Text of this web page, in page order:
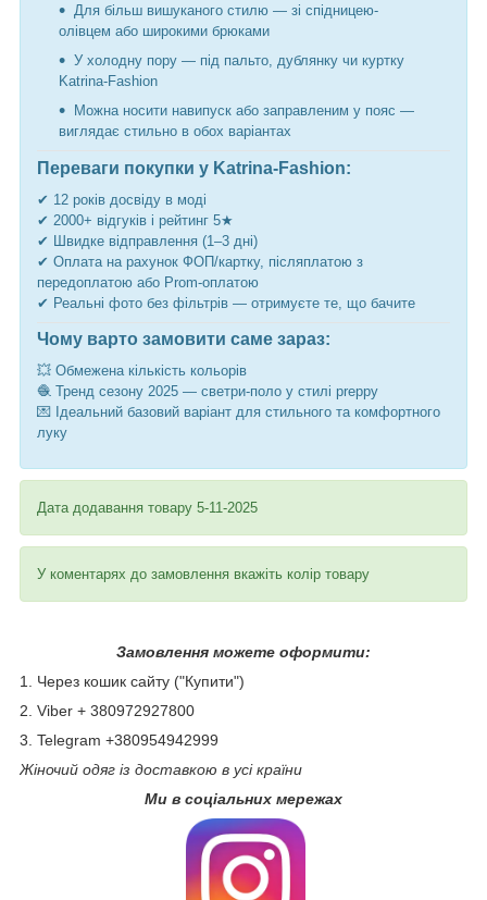
Для більш вишуканого стилю — зі спідницею-
олівцем або широкими брюками
У холодну пору — під пальто, дублянку чи куртку
Katrina-Fashion
Можна носити навипуск або заправленим у пояс —
виглядає стильно в обох варіантах
Переваги покупки у Katrina-Fashion:
✔ 12 років досвіду в моді
✔ 2000+ відгуків і рейтинг 5★
✔ Швидке відправлення (1–3 дні)
✔ Оплата на рахунок ФОП/картку, післяплатою з
передоплатою або Prom-оплатою
✔ Реальні фото без фільтрів — отримуєте те, що бачите
Чому варто замовити саме зараз:
💥 Обмежена кількість кольорів
🧶 Тренд сезону 2025 — светри-поло у стилі preppy
💌 Ідеальний базовий варіант для стильного та комфортного
луку
Дата додавання товару 5-11-2025
У коментарях до замовлення вкажіть колір товару
Замовлення можете оформити:
1. Через кошик сайту ("Купити")
2. Viber + 380972927800
3. Telegram +380954942999
Жіночий одяг із доставкою в усі країни
Ми в соціальних мережах